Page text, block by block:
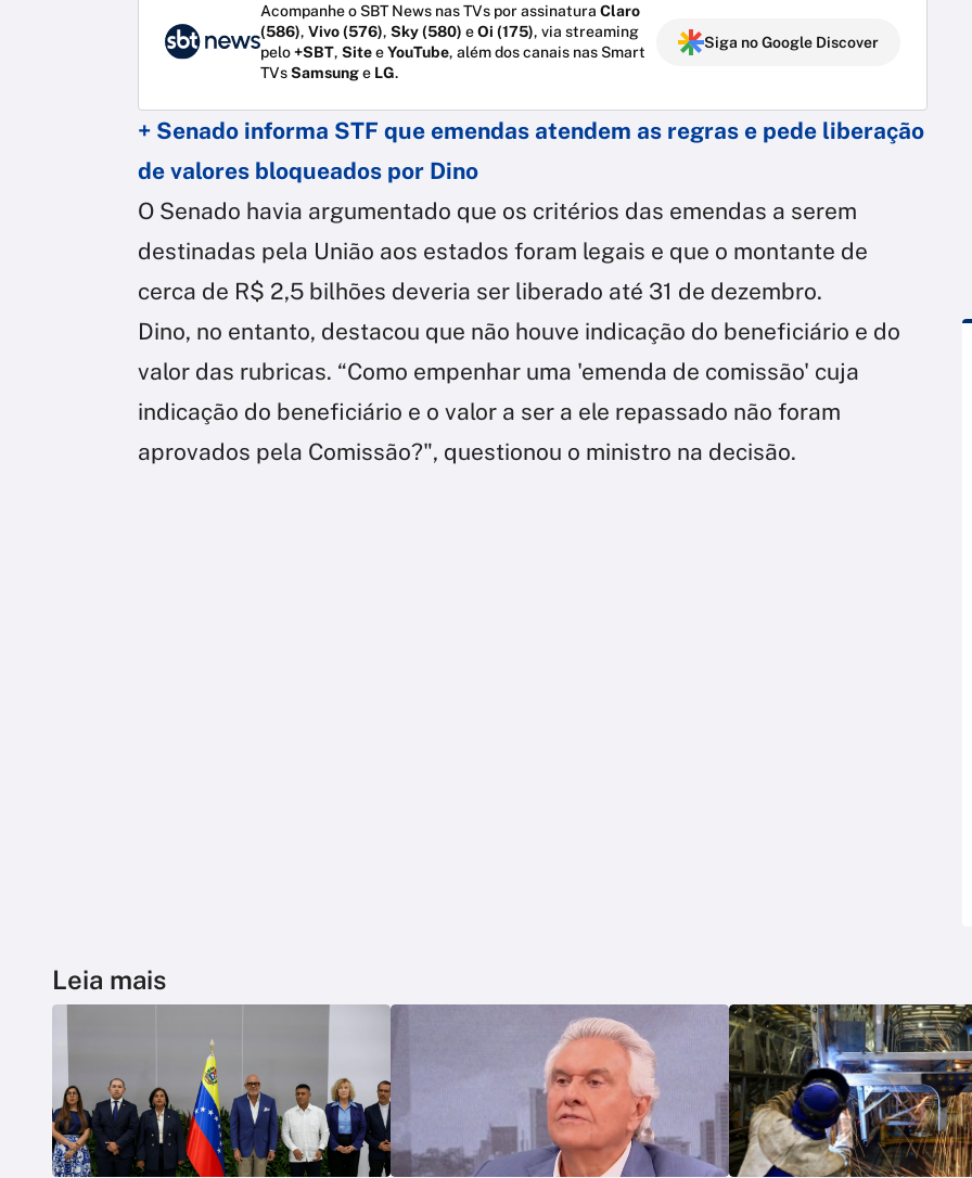
Acompanhe o SBT News nas TVs por assinatura Claro
(586), Vivo (576), Sky (580) eOi (175), via streaming
pelo+SBT, SiteeYouTube, além dos canais nas Smart
TVsSamsunge LG.
Siga no Google Discover
+ Senado informa STF que emendas atendem as regras e pede liberação
de valores bloqueados por Dino
O Senado havia argumentado que os critérios das emendas a serem
destinadas pela União aos estados foram legais e que o montante de
cerca de R$ 2,5 bilhões deveria ser liberado até 31 de dezembro.
Dino, no entanto, destacou que não houve indicação do beneficiário e do
valor das rubricas. “Como empenhar uma 'emenda de comissão' cuja
indicação do beneficiário e o valor a ser a ele repassado não foram
aprovados pela Comissão?", questionou o ministro na decisão.
Leia mais